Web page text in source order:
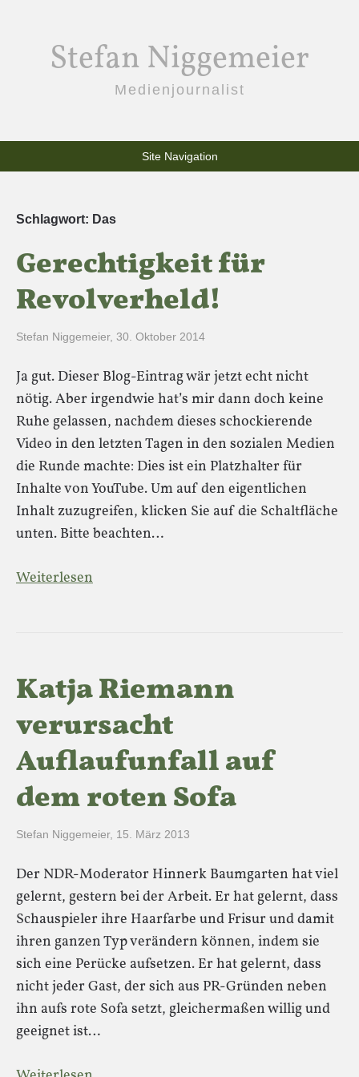
Stefan Niggemeier
Medienjournalist
Site Navigation
Schlagwort: Das
Gerechtigkeit für
Revolverheld!
Stefan Niggemeier, 30. Oktober 2014
Ja gut. Dieser Blog-Eintrag wär jetzt echt nicht
nötig. Aber irgendwie hat’s mir dann doch keine
Ruhe gelassen, nachdem dieses schockierende
Video in den letzten Tagen in den sozialen Medien
die Runde machte: Dies ist ein Platzhalter für
Inhalte von YouTube. Um auf den eigentlichen
Inhalt zuzugreifen, klicken Sie auf die Schaltfläche
unten. Bitte beachten…
Weiterlesen
Katja Riemann
verursacht
Auflaufunfall auf
dem roten Sofa
Stefan Niggemeier, 15. März 2013
Der NDR-Moderator Hinnerk Baumgarten hat viel
gelernt, gestern bei der Arbeit. Er hat gelernt, dass
Schauspieler ihre Haarfarbe und Frisur und damit
ihren ganzen Typ verändern können, indem sie
sich eine Perücke aufsetzen. Er hat gelernt, dass
nicht jeder Gast, der sich aus PR-Gründen neben
ihn aufs rote Sofa setzt, gleichermaßen willig und
geeignet ist…